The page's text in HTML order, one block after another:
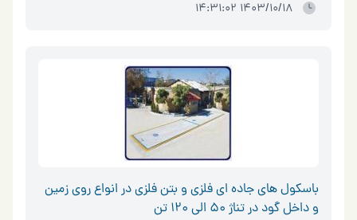
1403/10/18 14:31:02
باسكول هاي جاده اي فلزي و بتن فلزي در انواع روي زمين
و داخل گود در تناژ 50 الي 120 تن